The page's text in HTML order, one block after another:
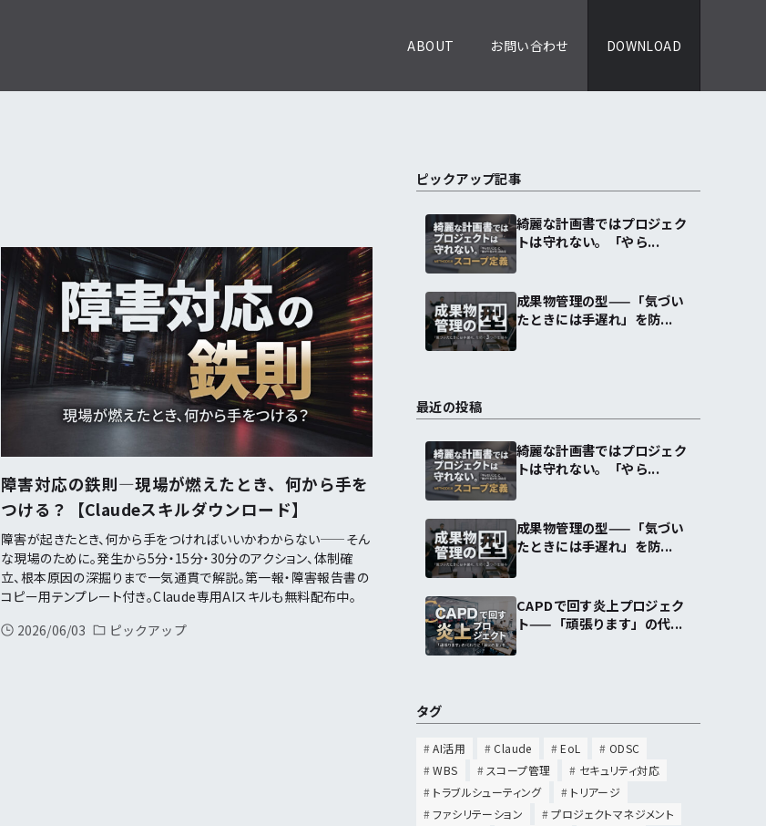
ABOUT お問い合わせ DOWNLOAD
障害対応の鉄則—現場が燃えたとき、何から手を
つける？【Claudeスキルダウンロード】
障害が起きたとき、何から手をつければいいかわからない——そん
な現場のために。発生から5分・15分・30分のアクション、体制確
立、根本原因の深掘りまで一気通貫で解説。第一報・障害報告書の
コピー用テンプレート付き。Claude専用AIスキルも無料配布中。
2026/06/03
ピックアップ
ピックアップ記事
綺麗な計画書ではプロジェク
トは守れない。「やら...
成果物管理の型——「気づい
たときには手遅れ」を防...
最近の投稿
綺麗な計画書ではプロジェク
トは守れない。「やら...
成果物管理の型——「気づい
たときには手遅れ」を防...
CAPDで回す炎上プロジェク
ト——「頑張ります」の代...
タグ
AI活用 Claude EoL
ODSC
WBS
スコープ管理
セキュリティ対応
トラブルシューティング
トリアージ
ファシリテーション
プロジェクトマネジメント